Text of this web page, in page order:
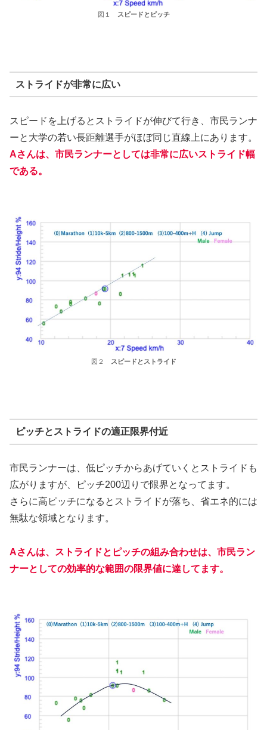
図１ スピードとピッチ
ストライドが非常に広い
スピードを上げるとストライドが伸びて行き、市民ランナ
ーと大学の若い長距離選手がほぼ同じ直線上にあります。
Aさんは、市民ランナーとしては非常に広いストライド幅
である。
図２ スピードとストライド
ピッチとストライドの適正限界付近
市民ランナーは、低ピッチからあげていくとストライドも
広がりますが、ピッチ200辺りで限界となってます。
さらに高ピッチになるとストライドが落ち、省エネ的には
無駄な領域となります。
Aさんは、ストライドとピッチの組み合わせは、市民ラン
ナーとしての効率的な範囲の限界値に達してます。